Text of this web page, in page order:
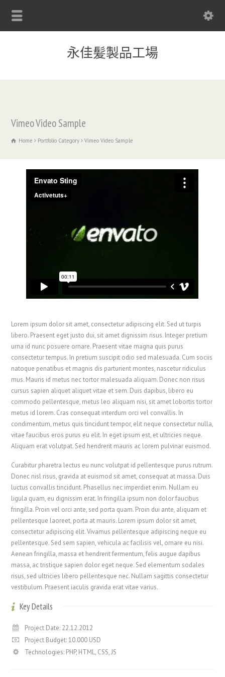
永佳髪製品工場
Vimeo Video Sample
Home Portfolio Category Vimeo Video Sample
Lorem ipsum dolor sit amet, consectetur adipiscing elit. Sed ut turpis
libero. Praesent eget justo dui, sit amet dignissim risus. Integer pretium
urna id nunc posuere ornare. Praesent vitae magna quis purus
consectetur tempus. In pretium suscipit odio sed malesuada. Cum sociis
natoque penatibus et magnis dis parturient montes, nascetur ridiculus
mus. Mauris id metus nec tortor malesuada aliquam. Donec non risus
cursus sapien aliquet aliquet vitae et sem. Duis dapibus, libero eu
commodo pellentesque, metus leo aliquam nisi, sit amet lobortis tortor
metus id lorem. Cras consequat interdum orci vel convallis. In
condimentum, metus quis tincidunt tempor, elit neque consectetur nulla,
vitae faucibus eros purus eu elit. In eget ipsum est, et ultricies neque.
Aliquam erat volutpat. Sed hendrerit mauris ac lorem pulvinar euismod.
Curabitur pharetra lectus eu nunc volutpat id pellentesque purus rutrum.
Donec nisl risus, gravida at euismod sit amet, consequat at massa. Duis
luctus convallis tincidunt. Phasellus nec imperdiet enim. Nullam eu
ligula quam, eu dignissim erat. In fringilla ipsum non dolor faucibus
fringilla. Proin vel orci ante, sed porta quam. Proin dui ante, aliquam et
pellentesque laoreet, porta at mauris. Lorem ipsum dolor sit amet,
consectetur adipiscing elit. Vivamus pellentesque adipiscing neque eu
pellentesque. Sed sem sapien, vehicula ac facilisis vel, ornare eu nisi.
Aenean fringilla, massa et hendrerit fermentum, felis augue dapibus
massa, ac tristique sapien dolor eget neque. Sed elementum sodales
risus, sed ultricies libero pellentesque nec. Nullam sagittis consectetur
vestibulum. Praesent iaculis gravida erat vitae varius.
Key Details
Project Date: 22.12.2012
Project Budget: 10.000 USD
Technologies: PHP, HTML, CSS, JS